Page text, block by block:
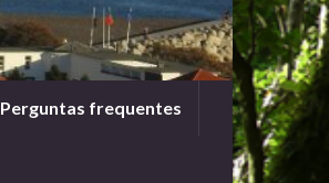
Perguntas frequentes